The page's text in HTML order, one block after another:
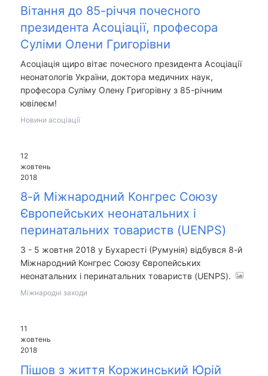
Вітання до 85-річчя почесного
президента Асоціації, професора
Суліми Олени Григорівни
Асоціація щиро вітає почесного президента Асоціації
неонатологів України, доктора медичних наук,
професора Суліму Олену Григорівну з 85-річним
ювілеєм!
Новини асоціації
12
жовтень
2018
8-й Міжнародний Конгрес Союзу
Європейських неонатальних і
перинатальних товариств (UENPS)
3 - 5 жовтня 2018 у Бухаресті (Румунія) відбувся 8-й
Міжнародний Конгрес Союзу Європейських
неонатальних і перинатальних товариств (UENPS).
Міжнародні заходи
11
жовтень
2018
Пішов з життя Коржинський Юрій